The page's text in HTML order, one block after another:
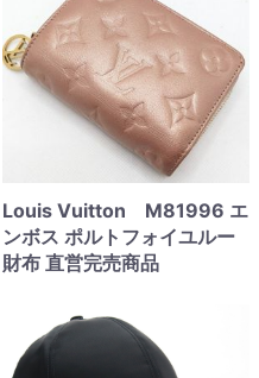
Louis Vuitton M81996 エ
ンボス ポルトフォイユルー
財布 直営完売商品